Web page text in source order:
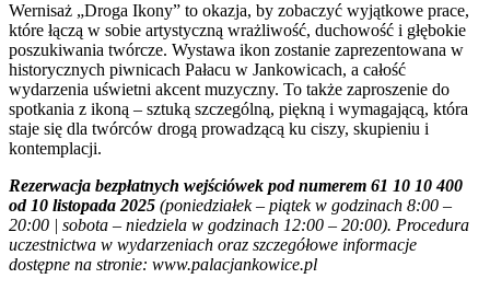
Wernisaż „Droga Ikony” to okazja, by zobaczyć wyjątkowe prace,
które łączą w sobie artystyczną wrażliwość, duchowość i głębokie
poszukiwania twórcze. Wystawa ikon zostanie zaprezentowana w
historycznych piwnicach Pałacu w Jankowicach, a całość
wydarzenia uświetni akcent muzyczny. To także zaproszenie do
spotkania z ikoną – sztuką szczególną, piękną i wymagającą, która
staje się dla twórców drogą prowadzącą ku ciszy, skupieniu i
kontemplacji.
Rezerwacja bezpłatnych wejściówek pod numerem 61 10 10 400
od 10 listopada 2025 (poniedziałek – piątek w godzinach 8:00 –
20:00 | sobota – niedziela w godzinach 12:00 – 20:00). Procedura
uczestnictwa w wydarzeniach oraz szczegółowe informacje
dostępne na stronie: www.palacjankowice.pl